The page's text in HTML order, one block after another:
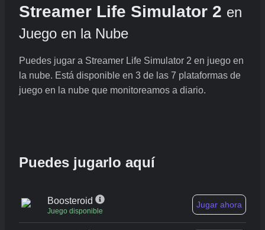
Streamer Life Simulator 2 en
Juego en la Nube
Puedes jugar a Streamer Life Simulator 2 en juego en
la nube. Está disponible en 3 de las 7 plataformas de
juego en la nube que monitoreamos a diario.
Puedes jugarlo aquí
Boosteroid
Juego disponible
Jugar ahora